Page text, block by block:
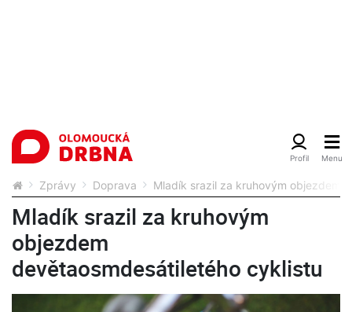
Zprávy Doprava Mladík srazil za kruhovým objezdem
Mladík srazil za kruhovým
objezdem
devětaosmdesátiletého cyklistu